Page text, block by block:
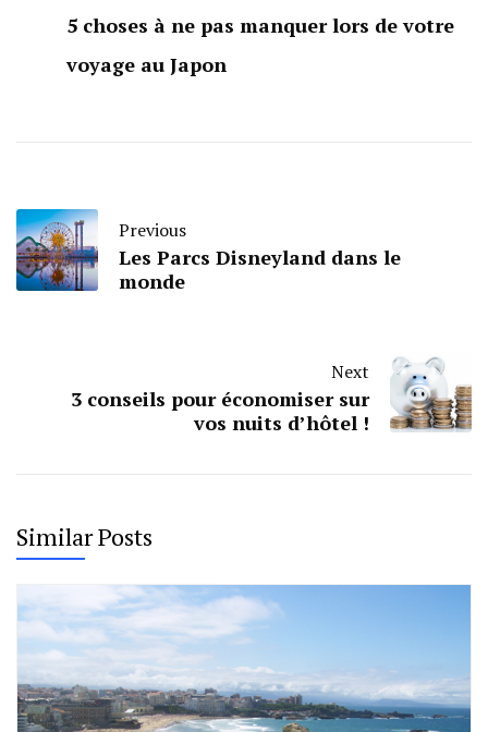
5 choses à ne pas manquer lors de votre
voyage au Japon
Previous
Les Parcs Disneyland dans le
monde
Next
3 conseils pour économiser sur
vos nuits d’hôtel !
Similar Posts